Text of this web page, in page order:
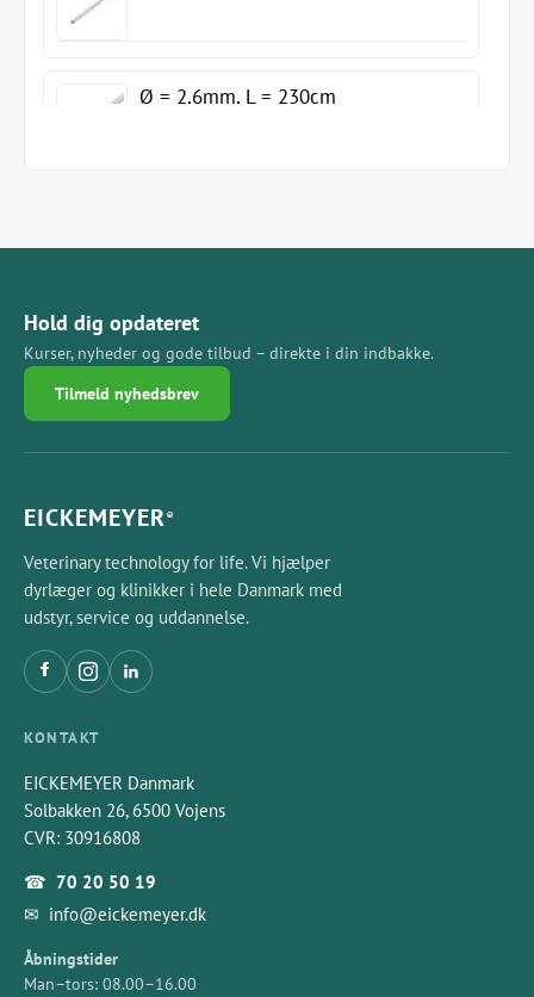
Ø = 2,6mm, L = 230cm
Hold dig opdateret
Kurser, nyheder og gode tilbud – direkte i din indbakke.
Tilmeld nyhedsbrev
EICKEMEYER®
Veterinary technology for life. Vi hjælper
dyrlæger og klinikker i hele Danmark med
udstyr, service og uddannelse.
KONTAKT
EICKEMEYER Danmark
Solbakken 26, 6500 Vojens
CVR: 30916808
☎ 70 20 50 19
✉ info@eickemeyer.dk
Åbningstider
Man–tors: 08.00–16.00